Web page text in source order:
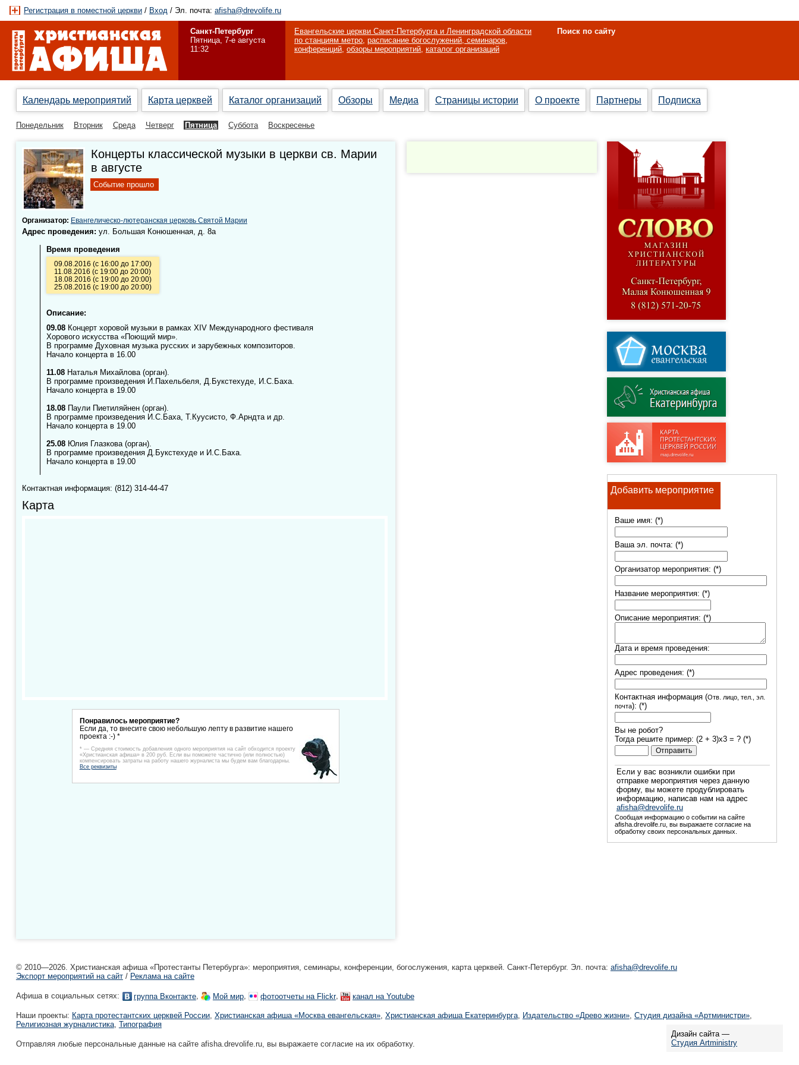
Регистрация в поместной церкви / Вход / Эл. почта: afisha@drevolife.ru
Санкт-Петербург
Пятница, 7-е августа
11:32
Евангельские церкви Санкт-Петербурга и Ленинградской области
по станциям метро, расписание богослужений, семинаров,
конференций, обзоры мероприятий, каталог организаций
Поиск по сайту
Календарь мероприятий Карта церквей Каталог организаций Обзоры Медиа Страницы истории О проекте Партнеры Подписка
Понедельник Вторник Среда Четверг Пятница Суббота Воскресенье
Концерты классической музыки в церкви св. Марии
в августе
Событие прошло
Организатор: Евангелическо-лютеранская церковь Святой Марии
Адрес проведения: ул. Большая Конюшенная, д. 8а
Время проведения
09.08.2016 (с 16:00 до 17:00)
11.08.2016 (с 19:00 до 20:00)
18.08.2016 (с 19:00 до 20:00)
25.08.2016 (с 19:00 до 20:00)
Описание:
09.08Концерт хоровой музыки в рамках XIV Международного фестиваля
Хорового искусства «Поющий мир».
В программе Духовная музыка русских и зарубежных композиторов.
Начало концерта в 16.00
11.08Наталья Михайлова (орган).
В программе произведения И.Пахельбеля, Д.Букстехуде, И.С.Баха.
Начало концерта в 19.00
18.08Паули Пиетиляйнен (орган).
В программе произведения И.С.Баха, Т.Куусисто, Ф.Арндта и др.
Начало концерта в 19.00
25.08Юлия Глазкова (орган).
В программе произведения Д.Букстехуде и И.С.Баха.
Начало концерта в 19.00
Контактная информация: (812) 314-44-47
Карта
Понравилось мероприятие?
Если да, то внесите свою небольшую лепту в развитие нашего
проекта :-) *
* — Средняя стоимость добавления одного мероприятия на сайт обходится проекту
«Христианская афиша» в 200 руб. Если вы поможете частично (или полностью)
компенсировать затраты на работу нашего журналиста мы будем вам благодарны.
Все реквизиты
Добавить мероприятие
Ваше имя: (*)
Ваша эл. почта: (*)
Организатор мероприятия: (*)
Название мероприятия: (*)
Описание мероприятия: (*)
Дата и время проведения:
Адрес проведения: (*)
Контактная информация (Отв. лицо, тел., эл.
почта): (*)
Вы не робот?
Тогда решите пример: (2 + 3)х3 = ? (*)
Если у вас возникли ошибки при
отправке мероприятия через данную
форму, вы можете продублировать
информацию, написав нам на адрес
afisha@drevolife.ru
Сообщая информацию о событии на сайте
afisha.drevolife.ru, вы выражаете согласие на
обработку своих персональных данных.
© 2010—2026. Христианская афиша «Протестанты Петербурга»: мероприятия, семинары, конференции, богослужения, карта церквей. Санкт-Петербург. Эл. почта: afisha@drevolife.ru
Экспорт мероприятий на сайт/ Реклама на сайте
Афиша в социальных сетях: группа Вконтакте, Мой мир, фотоотчеты на Flickr, канал на Youtube
Наши проекты: Карта протестантских церквей России, Христианская афиша «Москва евангельская», Христианская афиша Екатеринбургa, Издательство «Древо жизни», Студия дизайна «Артминистри»,
Религиозная журналистика, Типография
Отправляя любые персональные данные на сайте afisha.drevolife.ru, вы выражаете согласие на их обработку.
Дизайн сайта —
Студия Artministry